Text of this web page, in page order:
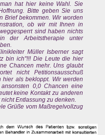
hat hier keine Wahl. Sie
Bitte geben Sie uns
Brief bekommen. Wir worden
ob wir mit Ihnen in
sind haben nichts
der Arbeitstherapie unter
Müller Isberner sagt
bin ich"!!! Die Leute die hier
Chancen mehr. Uns glaubt
nicht Petitionsausschuß
als bekloppt. Wir werden
0,0 Chancen eine
keine Kontakt zu anderen
Entlassung zu denken.
Grüße vom Maßregelvollzug